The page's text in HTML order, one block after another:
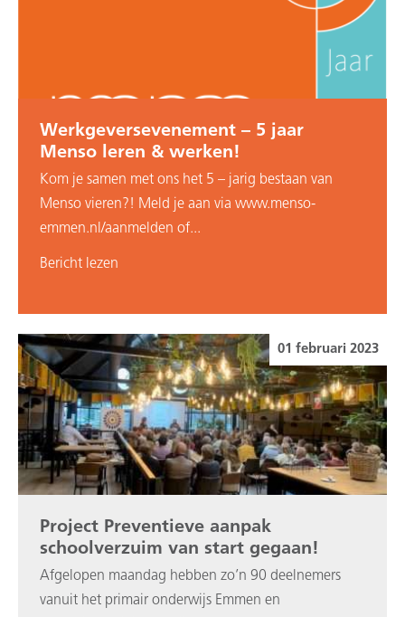
Werkgeversevenement – 5 jaar
Menso leren & werken!
Kom je samen met ons het 5 – jarig bestaan van
Menso vieren?! Meld je aan via www.menso-
emmen.nl/aanmelden of...
Bericht lezen
Project Preventieve aanpak
schoolverzuim van start gegaan!
01 februari 2023
Afgelopen maandag hebben zo’n 90 deelnemers
vanuit het primair onderwijs Emmen en